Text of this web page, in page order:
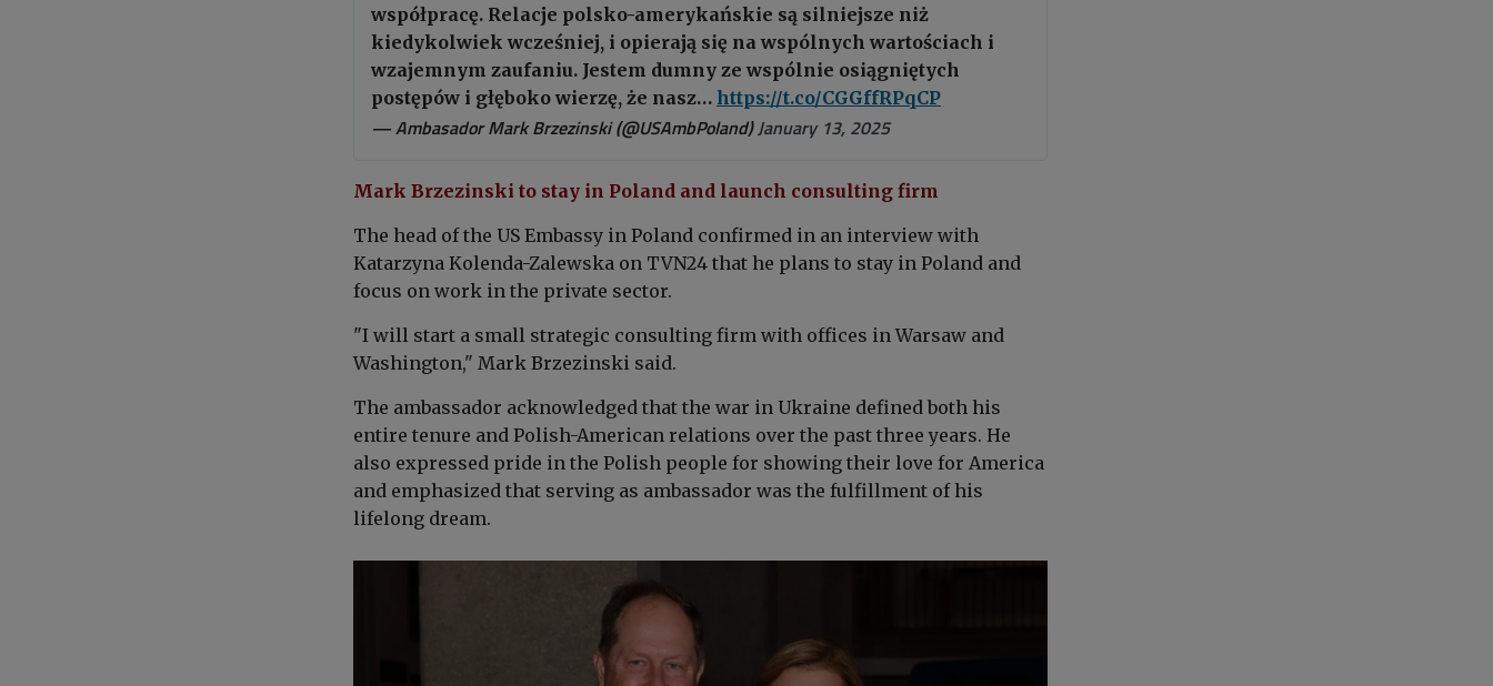
współpracę. Relacje polsko-amerykańskie są silniejsze niż
kiedykolwiek wcześniej, i opierają się na wspólnych wartościach i
wzajemnym zaufaniu. Jestem dumny ze wspólnie osiągniętych
postępów i głęboko wierzę, że nasz… https://t.co/CGGffRPqCP
— Ambasador Mark Brzezinski (@USAmbPoland)January 13, 2025
Mark Brzezinski to stay in Poland and launch consulting firm
The head of the US Embassy in Poland confirmed in an interview with
Katarzyna Kolenda-Zalewska on TVN24 that he plans to stay in Poland and
focus on work in the private sector.
"I will start a small strategic consulting firm with offices in Warsaw and
Washington," Mark Brzezinski said.
The ambassador acknowledged that the war in Ukraine defined both his
entire tenure and Polish-American relations over the past three years. He
also expressed pride in the Polish people for showing their love for America
and emphasized that serving as ambassador was the fulfillment of his
lifelong dream.